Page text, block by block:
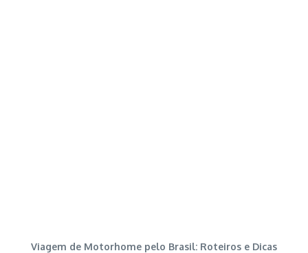
Viagem de Motorhome pelo Brasil: Roteiros e Dicas